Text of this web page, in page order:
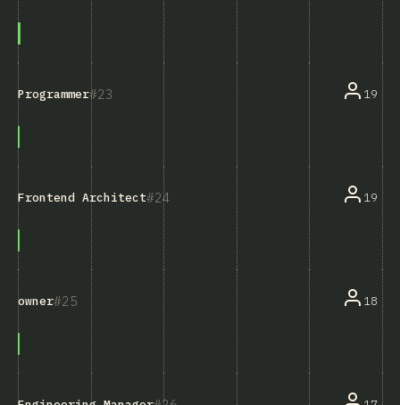
23
Programmer 19
24
Frontend Architect 19
25
owner 18